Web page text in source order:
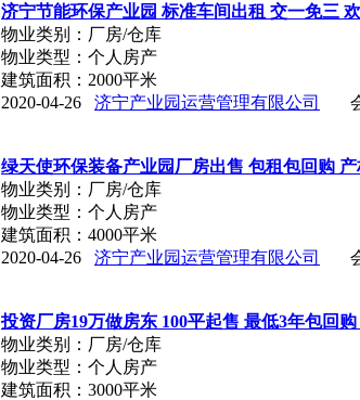
济宁节能环保产业园 标准车间出租 交一免三
物业类别：厂房/仓库
物业类型：个人房产
建筑面积：2000平米
2020-04-26
济宁产业园运营管理有限公司
绿天使环保装备产业园厂房出售 包租包回购 产
物业类别：厂房/仓库
物业类型：个人房产
建筑面积：4000平米
2020-04-26
济宁产业园运营管理有限公司
投资厂房19万做房东 100平起售 最低3年包回
物业类别：厂房/仓库
物业类型：个人房产
建筑面积：3000平米